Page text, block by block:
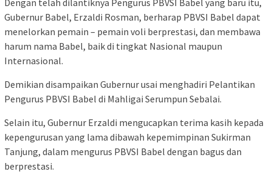
Dengan telah dilantiknya Pengurus PBVSI Babel yang baru itu,
Gubernur Babel, Erzaldi Rosman, berharap PBVSI Babel dapat
menelorkan pemain – pemain voli berprestasi, dan membawa
harum nama Babel, baik di tingkat Nasional maupun
Internasional.
Demikian disampaikan Gubernur usai menghadiri Pelantikan
Pengurus PBVSI Babel di Mahligai Serumpun Sebalai.
Selain itu, Gubernur Erzaldi mengucapkan terima kasih kepada
kepengurusan yang lama dibawah kepemimpinan Sukirman
Tanjung, dalam mengurus PBVSI Babel dengan bagus dan
berprestasi.